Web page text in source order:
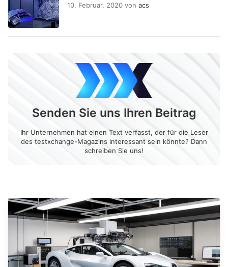
10. Februar, 2020 von acs
Senden Sie uns Ihren Beitrag
Ihr Unternehmen hat einen Text verfasst, der für die Leser
des testxchange-Magazins interessant sein könnte? Dann
schreiben Sie uns!